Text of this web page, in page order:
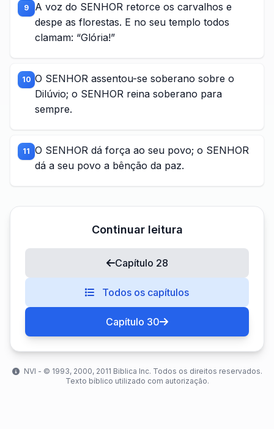
9
A voz do SENHOR retorce os carvalhos e
despe as florestas. E no seu templo todos
clamam: “Glória!”
10 O SENHOR assentou-se soberano sobre o
Dilúvio; o SENHOR reina soberano para
sempre.
11 O SENHOR dá força ao seu povo; o SENHOR
dá a seu povo a bênção da paz.
Continuar leitura
Capítulo 28
Todos os capítulos
Capítulo 30
NVI - ©️ 1993, 2000, 2011 Biblica Inc. Todos os direitos reservados.
Texto bíblico utilizado com autorização.